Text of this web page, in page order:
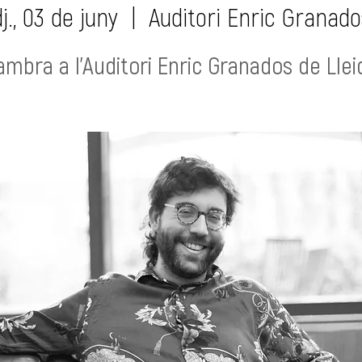
03 de juny
  |
Auditori Enric
a l'Auditori Enric Granados de